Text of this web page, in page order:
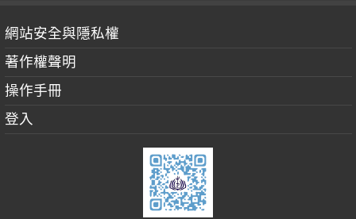
網站安全與隱私權
著作權聲明
操作手冊
登入